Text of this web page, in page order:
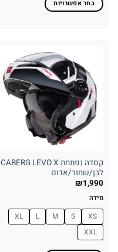
בחר אפשרויות
סוגים.
ניתן
לבחור
את
האפשרויות
בעמוד
קסדה נפתחת CABERG LEVO X
לבן/שחור/אדום
₪1,990
מידה
XS
S
M
L
XL
XXL